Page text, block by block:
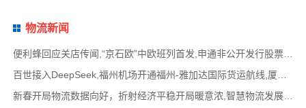
物流新闻
便利蜂回应关店传闻,“京石欧”中欧班列首发,申通非公开发行股票方案失效,老挝中通和老挝
百世接入DeepSeek,福州机场开通福州-雅加达国际货运航线,厦门拟立法保障网约配送员劳动权益
新春开局物流数据向好，折射经济平稳开局暖意浓,智慧物流发展迅猛，新一代信息技术深度融